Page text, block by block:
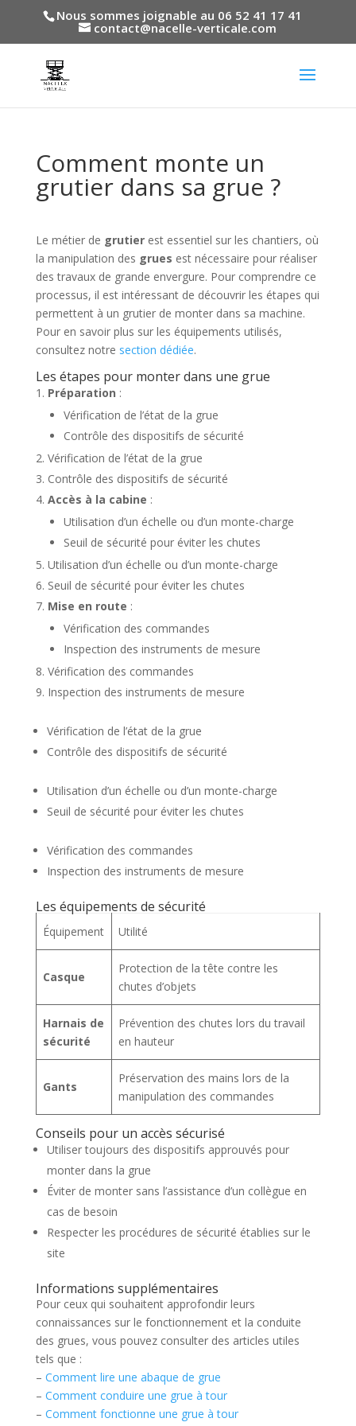
Nous sommes joignable au 06 52 41 17 41
contact@nacelle-verticale.com
Comment monte un
grutier dans sa grue ?
Le métier de grutierest essentiel sur les chantiers, où
la manipulation des grues est nécessaire pour réaliser
des travaux de grande envergure. Pour comprendre ce
processus, il est intéressant de découvrir les étapes qui
permettent à un grutier de monter dans sa machine.
Pour en savoir plus sur les équipements utilisés,
consultez notre section dédiée.
Les étapes pour monter dans une grue
Préparation :
Vérification de l’état de la grue
Contrôle des dispositifs de sécurité
Vérification de l’état de la grue
Contrôle des dispositifs de sécurité
Accès à la cabine :
Utilisation d’un échelle ou d’un monte-charge
Seuil de sécurité pour éviter les chutes
Utilisation d’un échelle ou d’un monte-charge
Seuil de sécurité pour éviter les chutes
Mise en route :
Vérification des commandes
Inspection des instruments de mesure
Vérification des commandes
Inspection des instruments de mesure
Vérification de l’état de la grue
Contrôle des dispositifs de sécurité
Utilisation d’un échelle ou d’un monte-charge
Seuil de sécurité pour éviter les chutes
Vérification des commandes
Inspection des instruments de mesure
Les équipements de sécurité
Équipement Utilité
Casque
Protection de la tête contre les
chutes d’objets
Harnais de
sécurité
Prévention des chutes lors du travail
en hauteur
Gants
Préservation des mains lors de la
manipulation des commandes
Conseils pour un accès sécurisé
Utiliser toujours des dispositifs approuvés pour
monter dans la grue
Éviter de monter sans l’assistance d’un collègue en
cas de besoin
Respecter les procédures de sécurité établies sur le
site
Informations supplémentaires
Pour ceux qui souhaitent approfondir leurs
connaissances sur le fonctionnement et la conduite
des grues, vous pouvez consulter des articles utiles
tels que :
– Comment lire une abaque de grue
– Comment conduire une grue à tour
– Comment fonctionne une grue à tour